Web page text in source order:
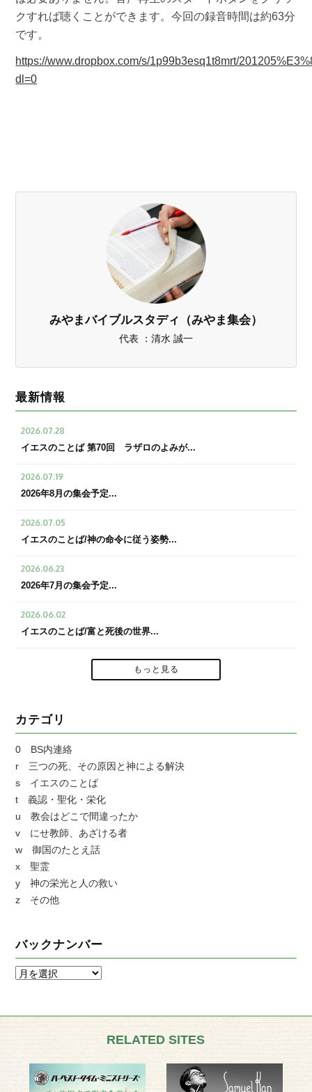
クすれば聴くことができます。今回の録音時間は約63分
です。
https://www.dropbox.com/s/1p99b3esq1t8mrt/
dl=0
みやまバイブルスタディ（みやま集会）
代表 ：清水 誠一
最新情報
2026.07.28
イエスのことば 第70回 ラザロのよみが...
2026.07.19
2026年8月の集会予定...
2026.07.05
イエスのことば/神の命令に従う姿勢...
2026.06.23
2026年7月の集会予定...
2026.06.02
イエスのことば/富と死後の世界...
もっと見る
カテゴリ
0 BS内連絡
r 三つの死、その原因と神による解決
s イエスのことば
t 義認・聖化・栄化
u 教会はどこで間違ったか
v にせ教師、あざける者
w 御国のたとえ話
x 聖霊
y 神の栄光と人の救い
z その他
バックナンバー
RELATED SITES